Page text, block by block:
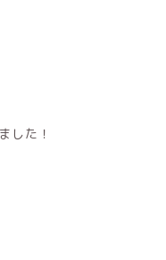
した！